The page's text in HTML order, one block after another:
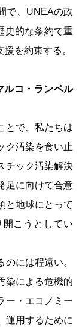
で、UNEAの政
史的な条約で重
を約束する。
ルコ・ランベル
とで、私たちは
ク汚染を食い止
チック汚染解決
足に向けて合意
と地球にとって
こうとしてい
のには程遠い。
染による危機的
ー・エコノミー
運用するために